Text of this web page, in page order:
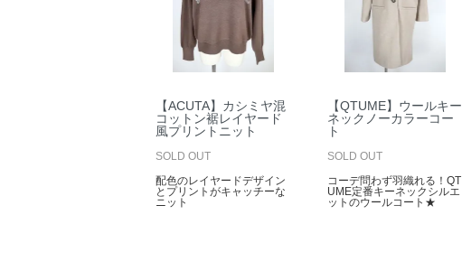
【ACUTA】カシミヤ混
コットン裾レイヤード
風プリントニット
SOLD OUT
配色のレイヤードデザイン
とプリントがキャッチーな
ニット
【QTUME】ウールキー
ネックノーカラーコー
ト
SOLD OUT
コーデ問わず羽織れる！QT
UME定番キーネックシルエ
ットのウールコート★